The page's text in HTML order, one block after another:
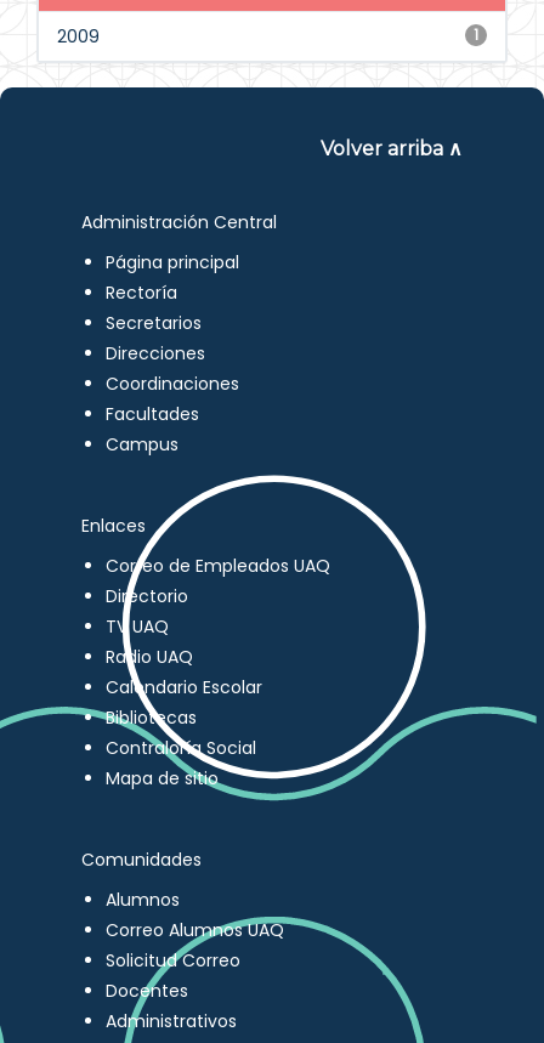
1
2009
Volver arriba ∧
Administración Central
Página principal
Rectoría
Secretarios
Direcciones
Coordinaciones
Facultades
Campus
Enlaces
Correo de Empleados UAQ
Directorio
TV UAQ
Radio UAQ
Calendario Escolar
Bibliotecas
Contraloría Social
Mapa de sitio
Comunidades
Alumnos
Correo Alumnos UAQ
Solicitud Correo
Docentes
Administrativos